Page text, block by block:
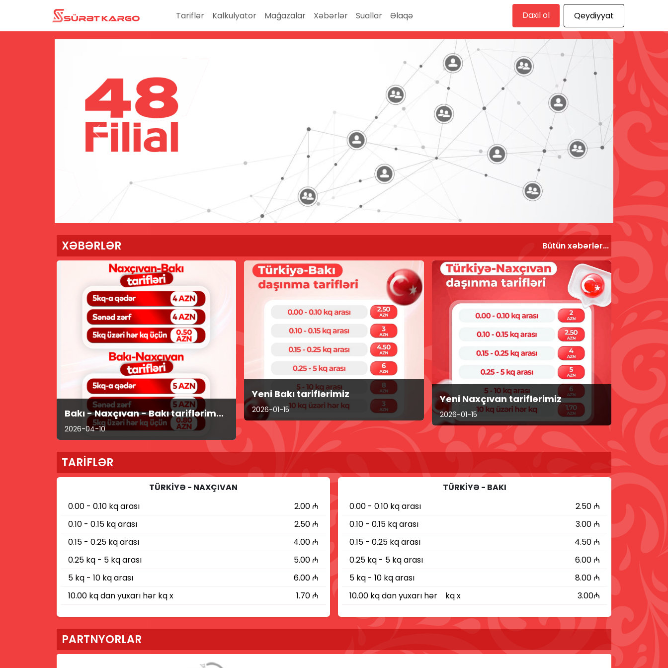
Tariflər Kalkulyator Mağazalar Xəbərlər Suallar Əlaqə Daxil ol Qeydiyyat
Previous Next
XƏBƏRLƏR Bütün xəbərlər...
Bakı - Naxçıvan - Bakı tariflərim...
2026-04-10
Yeni Bakı tariflərimiz
2026-01-15
Yeni Naxçıvan tariflərimiz
2026-01-15
TARİFLƏR
TÜRKİYƏ - NAXÇIVAN
0.00 - 0.10 kq arası
2.00 ₼
0.10 - 0.15 kq arası
2.50 ₼
0.15 - 0.25 kq arası
4.00 ₼
0.25 kq - 5 kq arası
5.00 ₼
5 kq - 10 kq arası
6.00 ₼
10.00 kq dan yuxarı hər kq x
1.70 ₼
TÜRKİYƏ - BAKI
0.00 - 0.10 kq arası
2.50 ₼
0.10 - 0.15 kq arası
3.00 ₼
0.15 - 0.25 kq arası
4.50 ₼
0.25 kq - 5 kq arası
6.00 ₼
5 kq - 10 kq arası
8.00 ₼
10.00 kq dan yuxarı hər kq x
3.00₼
PARTNYORLAR